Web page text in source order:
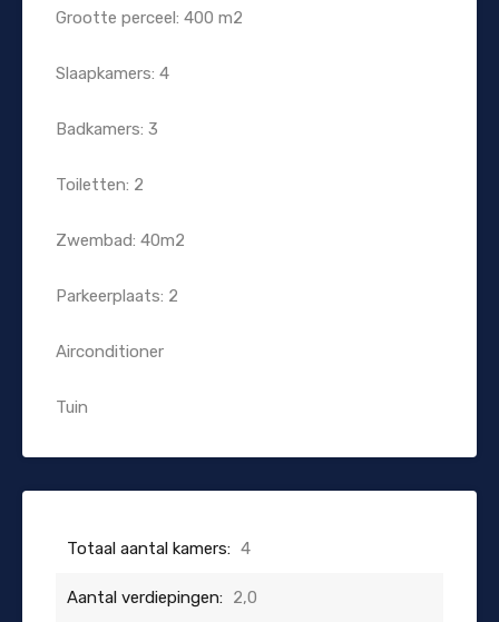
Grootte perceel: 400 m2
Slaapkamers: 4
Badkamers: 3
Toiletten: 2
Zwembad: 40m2
Parkeerplaats: 2
Airconditioner
Tuin
Totaal aantal kamers: 4
Aantal verdiepingen: 2,0